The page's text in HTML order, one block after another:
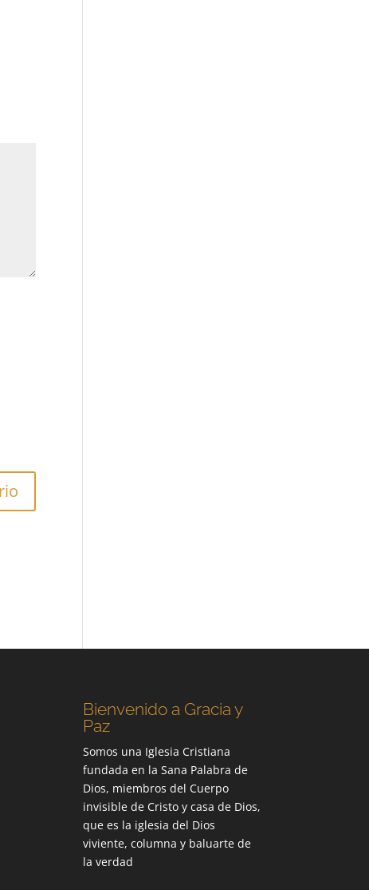
Bienvenido a Gracia y
Paz
Somos una Iglesia Cristiana
fundada en la Sana Palabra de
Dios, miembros del Cuerpo
invisible de Cristo y casa de Dios,
que es la iglesia del Dios
viviente, columna y baluarte de
la verdad